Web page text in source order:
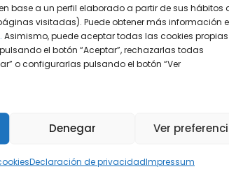
base a un perfil elaborado a partir de sus hábitos
visitadas). Puede obtener más información
Asimismo, puede aceptar todas las cookies
el botón “Aceptar”, rechazarlas todas
o configurarlas pulsando el botón “Ver
Denegar Ver
Declaración de privacidadImpressum